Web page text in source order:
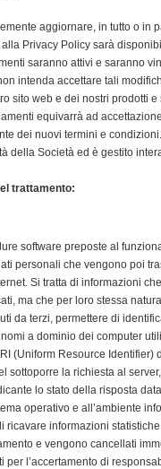
aggiornare, in tutto o in
Privacy Policy sarà
saranno attivi e saranno
intenda accettare tali
sito web e dei nostri prodotti
equivarrà ad
dei nuovi termini e condizioni.
della Società ed è gestito
trattamento:
software preposte al
personali che vengono poi
Si tratta di informazioni
ma che per loro stessa
da terzi, permettere di
a dominio dei computer
(Uniform Resource Identifier)
sottoporre la richiesta al
lo stato della risposta
operativo e all’ambiente
ricavare informazioni
e vengono cancellati
per l’accertamento di